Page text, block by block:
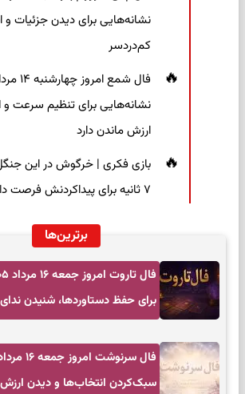
نشانه‌هایی برای دیدن جزئیات و
کم‌دردسر
نشانه‌هایی برای تنظیم سرعت
ارزش ماندن دارد
بازی فکری | خرگوش در این
۷ ثانیه برای پیداکردنش فرصت دارید
برترین‌ها
برای حفظ دستاوردها، شنیدن
سبک‌کردن انتخاب‌ها و دیدن